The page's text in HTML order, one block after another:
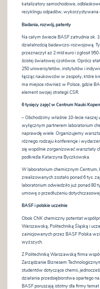
katalizatory samochodowe,
recyklingu odpadów, wykorzystywana
Badania, rozwój, patenty
Na całym świecie BASF zatrudnia ok.
działalnością badawczo-rozwojową.
przeznaczył aż 2 mld euro i zgłosił
ścisłej światowej czołówce. Oprócz
250 uniwersytetów, instytutów i
łącząc naukowców w zespoły, które
ma miejsce również w Polsce, gdzie
element swojej strategii CSR.
6 tysięcy zajęć w Centrum Nauki
– Obchodzimy właśnie 10-lecie naszej
wyłącznym partnerem laboratorium
naprawdę wiele. Organizujemy
różnego rodzaju konferencje i
się wspólnie zorganizować warsztaty
podkreśla Katarzyna Byczkowska.
W laboratorium chemicznym Centrum,
zrealizowanych zostało ponad 6 tys.
laboratorium odwiedziło już ponad 80
umowę o przedłużeniu
BASF i polskie uczelnie
Obok CNK chemiczny potentat
Warszawską, Politechniką Śląską i
zainicjowanych przez BASF Polska
wyższych.
Z Politechniką Warszawską firma
Zarządzanie Biznesem
studentów dotyczące chemii,
działania przedsiębiorstwa opartego
BASF poruszają istotny dla firmy